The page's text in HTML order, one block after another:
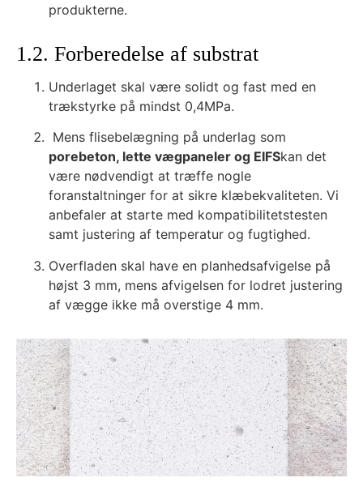
produkterne.
1.2. Forberedelse af substrat
Underlaget skal være solidt og fast med en
trækstyrke på mindst 0,4MPa.
Mens flisebelægning på underlag som
porebeton, lette vægpaneler og EIFSkan det
være nødvendigt at træffe nogle
foranstaltninger for at sikre klæbekvaliteten. Vi
anbefaler at starte med kompatibilitetstesten
samt justering af temperatur og fugtighed.
Overfladen skal have en planhedsafvigelse på
højst 3 mm, mens afvigelsen for lodret justering
af vægge ikke må overstige 4 mm.